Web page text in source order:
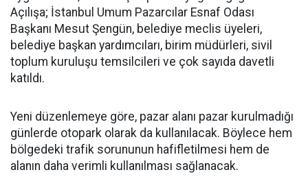
Açılışa; İstanbul Umum Pazarcılar Esnaf Odası
Başkanı Mesut Şengün, belediye meclis üyeleri,
belediye başkan yardımcıları, birim müdürleri, sivil
toplum kuruluşu temsilcileri ve çok sayıda davetli
katıldı.
Yeni düzenlemeye göre, pazar alanı pazar kurulmadığı
günlerde otopark olarak da kullanılacak. Böylece hem
bölgedeki trafik sorununun hafifletilmesi hem de
alanın daha verimli kullanılması sağlanacak.